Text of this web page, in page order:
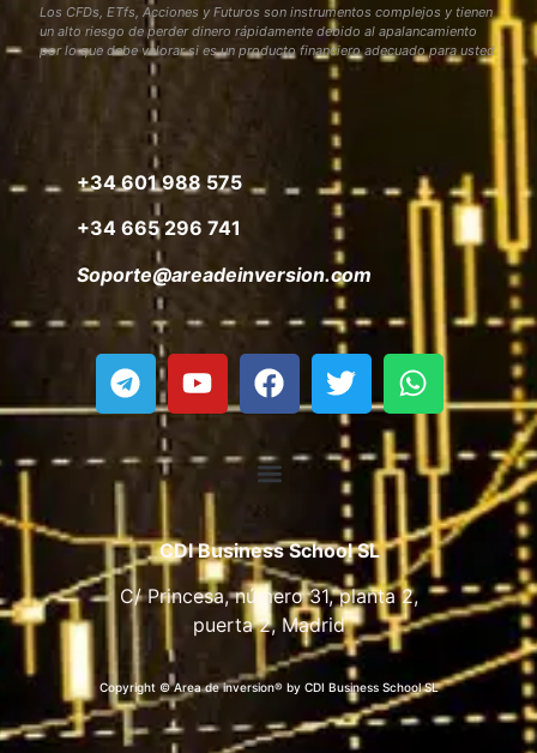
Los CFDs, ETfs, Acciones y Futuros son instrumentos complejos y tienen
un alto riesgo de perder dinero rápidamente debido al apalancamiento
por lo que debe valorar si es un producto financiero adecuado para usted
+34 601 988 575
+34 665 296 741
Soporte@areadeinversion.com
CDI Business School SL
C/ Princesa, número 31, planta 2,
puerta 2, Madrid
Copyright © Area de inversion® by CDI Business School SL